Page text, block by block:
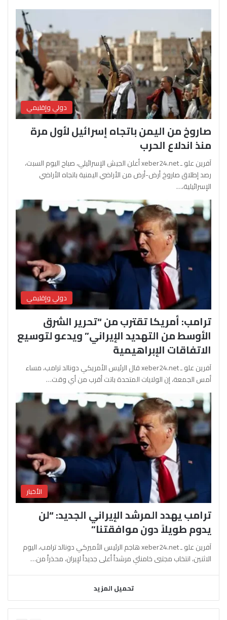
دولي وإقليمي
صاروخ من اليمن باتجاه إسرائيل لأول مرة
منذ اندلاع الحرب
آفرين علو ـ xeber24.net أعلن الجيش الإسرائيلي، صباح اليوم السبت،
رصد إطلاق صاروخ أرض-أرض من الأراضي اليمنية باتجاه الأراضي
الإسرائيلية،…
دولي وإقليمي
ترامب: أمريكا تقترب من “تحرير الشرق
الأوسط من التهديد الإيراني” ويدعو لتوسيع
الاتفاقات الإبراهيمية
آفرين علو ـ xeber24.net قال الرئيس الأمريكي دونالد ترامب، مساء
أمس الجمعة، إن الولايات المتحدة باتت أقرب من أي وقت…
الأخبار
ترامب يهدد المرشد الإيراني الجديد: “لن
يدوم طويلاً دون موافقتنا”
آفرين علو ـ xeber24.net هاجم الرئيس الأميركي دونالد ترامب، اليوم
الاثنين، انتخاب مجتبى خامنئي مرشداً أعلى جديداً لإيران، محذراً من…
تحميل المزيد